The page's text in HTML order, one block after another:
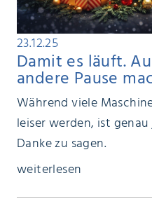
23.12.25
Damit es läuft.
andere Pause
Während viele
leiser werden, ist
Danke zu sagen.
weiterlesen